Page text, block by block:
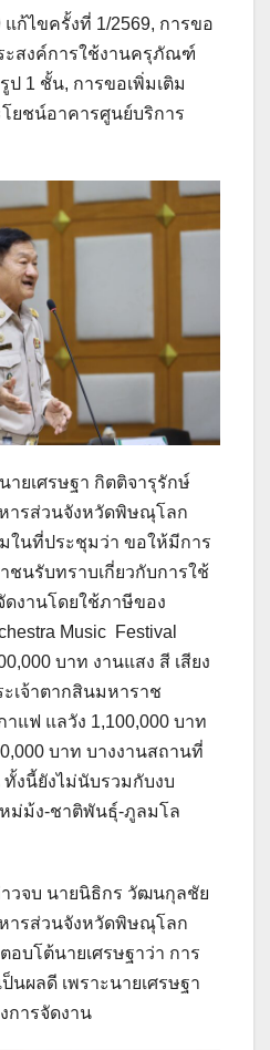
ก้ไขครั้งที่ 1/2569, การขอ
ะสงค์การใช้งานครุภัณฑ์
ป 1 ชั้น, การขอเพิ่มเติม
ยชน์อาคารศูนย์บริการ
ายเศรษฐา กิตติจารุรักษ์
ารส่วนจังหวัดพิษณุโลก
มในที่ประชุมว่า ขอให้มีการ
นรับทราบเกี่ยวกับการใช้
งานโดยใช้ภาษีของ
Music Festival
บาท งานแสง สี เสียง
ะเจ้าตากสินมหาราช
าแฟ แลวัง 1,100,000 บาท
บาท บางงานสถานที่
งนี้ยังไม่นับรวมกับงบ
ม่ม้ง-ชาติพันธุ์-ภูลมโล
วจบ นายนิธิกร วัฒนกุลชัย
ารส่วนจังหวัดพิษณุโลก
อบโต้นายเศรษฐาว่า การ
ผลดี เพราะนายเศรษฐา
การจัดงาน